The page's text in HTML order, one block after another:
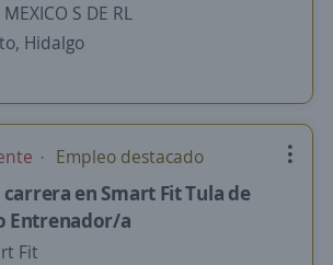
S DE RL
Hidalgo
Empleo destacado
en Smart Fit Tula de
Entrenador/a
Fit